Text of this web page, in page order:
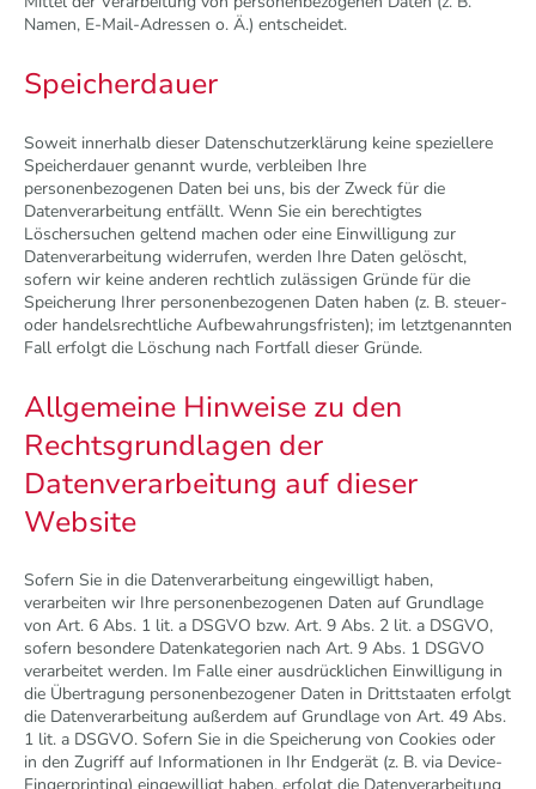
Namen, E-Mail-Adressen o. Ä.) entscheidet.
Speicherdauer
Soweit innerhalb dieser Datenschutzerklärung keine speziellere
Speicherdauer genannt wurde, verbleiben Ihre
personenbezogenen Daten bei uns, bis der Zweck für die
Datenverarbeitung entfällt. Wenn Sie ein berechtigtes
Löschersuchen geltend machen oder eine Einwilligung zur
Datenverarbeitung widerrufen, werden Ihre Daten gelöscht,
sofern wir keine anderen rechtlich zulässigen Gründe für die
Speicherung Ihrer personenbezogenen Daten haben (z. B. steuer-
oder handelsrechtliche Aufbewahrungsfristen); im letztgenannten
Fall erfolgt die Löschung nach Fortfall dieser Gründe.
Allgemeine Hinweise zu den
Rechtsgrundlagen der
Datenverarbeitung auf dieser
Website
Sofern Sie in die Datenverarbeitung eingewilligt haben,
verarbeiten wir Ihre personenbezogenen Daten auf Grundlage
von Art. 6 Abs. 1 lit. a DSGVO bzw. Art. 9 Abs. 2 lit. a DSGVO,
sofern besondere Datenkategorien nach Art. 9 Abs. 1 DSGVO
verarbeitet werden. Im Falle einer ausdrücklichen Einwilligung in
die Übertragung personenbezogener Daten in Drittstaaten erfolgt
die Datenverarbeitung außerdem auf Grundlage von Art. 49 Abs.
1 lit. a DSGVO. Sofern Sie in die Speicherung von Cookies oder
in den Zugriff auf Informationen in Ihr Endgerät (z. B. via Device-